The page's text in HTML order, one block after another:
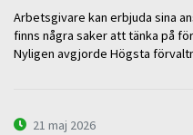
Arbetsgivare kan erbjuda sina
finns några saker att tänka på
Nyligen avgjorde Högsta
21 maj 2026